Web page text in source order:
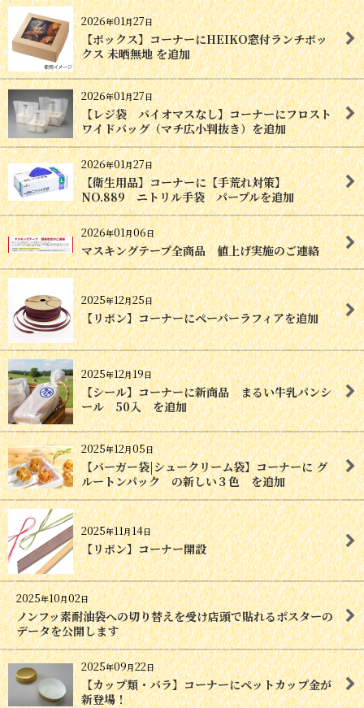
2026年01月27日
【ボックス】コーナーにHEIKO窓付ランチボッ
クス 未晒無地 を追加
2026年01月27日
【レジ袋 バイオマスなし】コーナーにフロスト
ワイドバッグ（マチ広小判抜き）を追加
2026年01月27日
【衛生用品】コーナーに【手荒れ対策】
NO.889 ニトリル手袋 パープルを追加
2026年01月06日
マスキングテープ全商品 値上げ実施のご連絡
2025年12月25日
【リボン】コーナーにペーパーラフィアを追加
2025年12月19日
【シール】コーナーに新商品 まるい牛乳パンシ
ール 50入 を追加
2025年12月05日
【バーガー袋|シュークリーム袋】コーナーに グ
ルートンパック の新しい３色 を追加
2025年11月14日
【リボン】コーナー開設
2025年10月02日
ノンフッ素耐油袋への切り替えを受け店頭で貼れるポスターの
データを公開します
2025年09月22日
【カップ類・バラ】コーナーにペットカップ金が
新登場！